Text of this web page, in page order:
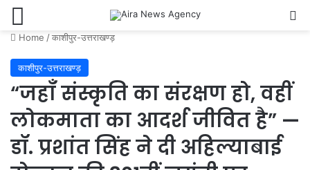
Home /काशीपुर-उत्तराखण्ड़
काशीपुर-उत्तराखण्ड़
“जहाँ संस्कृति का संरक्षण हो, वहीं
लोकमाता का आदर्श जीवित है” —
डॉ. प्रशांत सिंह ने दी अहिल्याबाई